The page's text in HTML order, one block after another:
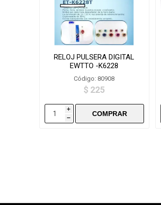
RELOJ PULSERA DIGITAL
EWTTO -K6228
Código: 80908
$ 225
i
h